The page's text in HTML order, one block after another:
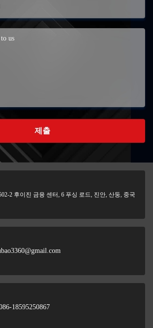
제출
2 후이진 금융 센터, 6 푸싱 로드, 진안, 산둥, 중국
18595250867